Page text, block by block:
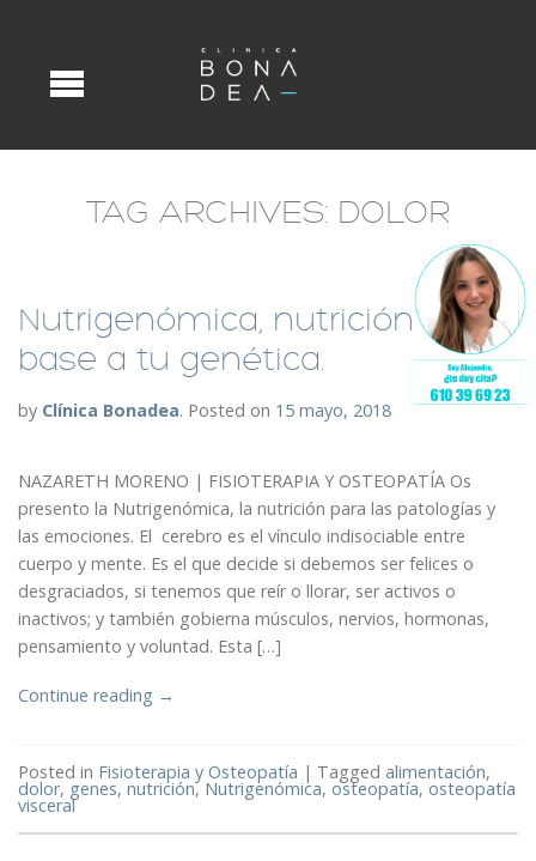
TAG ARCHIVES: DOLOR
Nutrigenómica, nutrición en
base a tu genética.
by Clínica Bonadea. Posted on 15 mayo, 2018
NAZARETH MORENO | FISIOTERAPIA Y OSTEOPATÍA Os
presento la Nutrigenómica, la nutrición para las patologías y
las emociones. El cerebro es el vínculo indisociable entre
cuerpo y mente. Es el que decide si debemos ser felices o
desgraciados, si tenemos que reír o llorar, ser activos o
inactivos; y también gobierna músculos, nervios, hormonas,
pensamiento y voluntad. Esta […]
Continue reading →
Posted in Fisioterapia y Osteopatía | Tagged alimentación,
dolor, genes, nutrición, Nutrigenómica, osteopatía, osteopatía
visceral